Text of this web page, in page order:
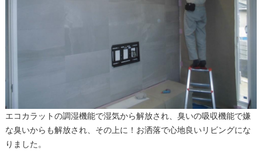
エコカラットの調湿機能で湿気から解放され、臭いの吸収機能で嫌
な臭いからも解放され、その上に！お洒落で心地良いリビングにな
りました。